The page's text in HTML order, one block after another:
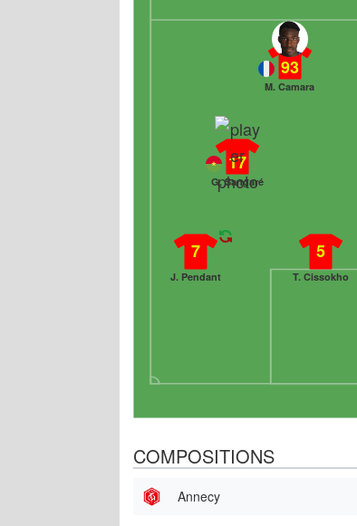
7
J. Pendant
5
T. Cissokho
17
G. Sangaré
93
M. Camara
COMPOSITIONS
Annecy